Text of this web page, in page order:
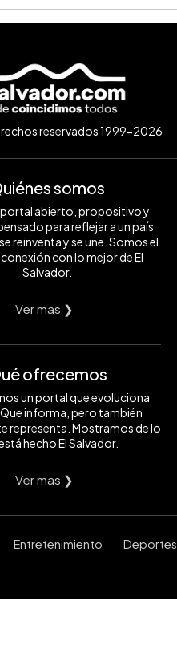
reservados 1999-2026
somos
abierto, propositivo y
para reflejar a un país
reinventa y se une. Somos el
con lo mejor de El
Salvador.
Ver mas ❯
ofrecemos
un portal que evoluciona
informa, pero también
representa. Mostramos de lo
hecho El Salvador.
Ver mas ❯
Entretenimiento Deportes